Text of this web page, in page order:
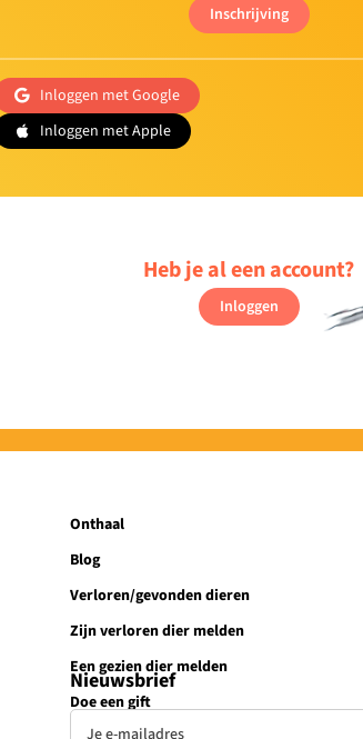
Inschrijving
Inloggen met Google
Inloggen met Apple
Heb je al een account?
Inloggen
Onthaal
Blog
Verloren/gevonden dieren
Zijn verloren dier melden
Een gezien dier melden
Doe een gift
Nieuwsbrief